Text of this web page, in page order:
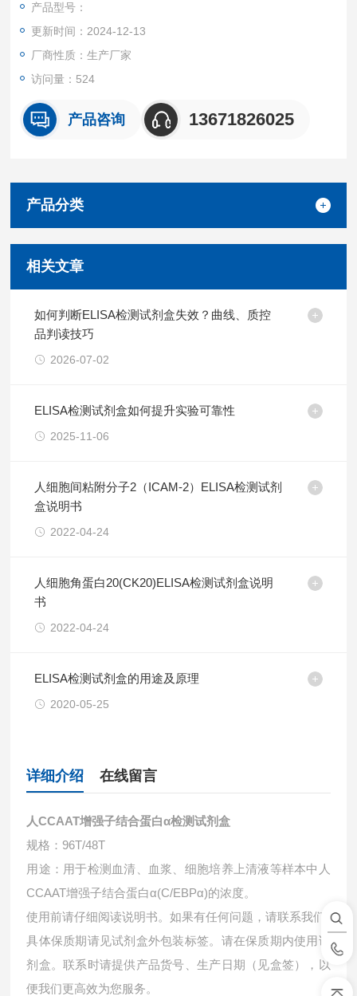
产品型号：
更新时间：2024-12-13
厂商性质：生产厂家
访问量：524
产品咨询 13671826025
产品分类
相关文章
如何判断ELISA检测试剂盒失效？曲线、质控
品判读技巧
2026-07-02
ELISA检测试剂盒如何提升实验可靠性
2025-11-06
人细胞间粘附分子2（ICAM-2）ELISA检测试剂
盒说明书
2022-04-24
人细胞角蛋白20(CK20)ELISA检测试剂盒说明
书
2022-04-24
ELISA检测试剂盒的用途及原理
2020-05-25
详细介绍 在线留言
人CCAAT增强子结合蛋白α检测试剂盒
规格：96T/48T
用途：用于检测血清、血浆、细胞培养上清液等样本中 人
CCAAT增强子结合蛋白α(C/EBPα)的浓度。
使用前请仔细阅读说明书。如果有任何问题，请联系我们
具体保质期请见试剂盒外包装标签。请在保质期内使用试
剂盒。联系时请提供产品货号、生产日期（见盒签），以
便我们更高效为您服务。